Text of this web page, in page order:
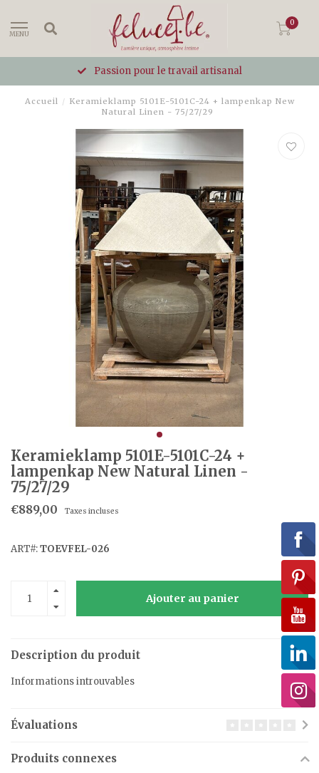
MENU
0
Passion pour le travail artisanal
Accueil / Keramieklamp 5101E-5101C-24 + lampenkap New
Natural Linen - 75/27/29
Keramieklamp 5101E-5101C-24 +
lampenkap New Natural Linen -
75/27/29
€889,00 Taxes incluses
ART#:TOEVFEL-026
Ajouter au panier
Description du produit
Informations introuvables
Évaluations
Produits connexes